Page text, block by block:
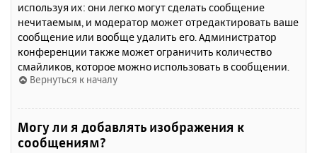
используя их: они легко могут сделать сообщение
нечитаемым, и модератор может отредактировать ваше
сообщение или вообще удалить его. Администратор
конференции также может ограничить количество
смайликов, которое можно использовать в сообщении.
Вернуться к началу
Могу ли я добавлять изображения к
сообщениям?